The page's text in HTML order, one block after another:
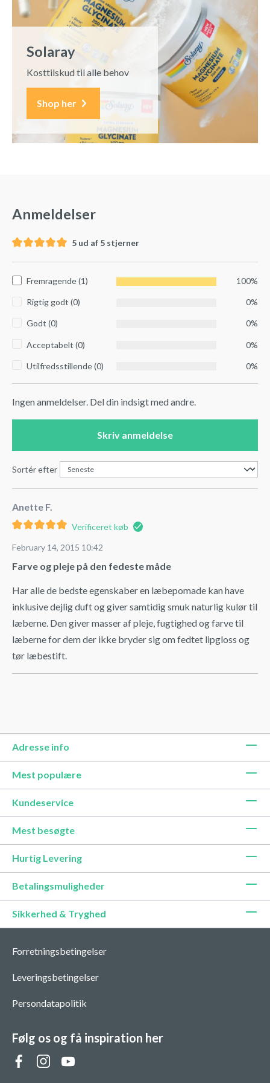
Solaray
Kosttilskud til alle behov
Shop her
Anmeldelser
5 ud af 5 stjerner
Fremragende (1) 100%
Rigtig godt (0) 0%
Godt (0) 0%
Acceptabelt (0) 0%
Utilfredsstillende (0) 0%
Ingen anmeldelser. Del din indsigt med andre.
Skriv anmeldelse
Sortér efter
Anette F.
Verificeret køb
February 14, 2015 10:42
Farve og pleje på den fedeste måde
Har alle de bedste egenskaber en læbepomade kan have
inklusive dejlig duft og giver samtidig smuk naturlig kulør til
læberne. Den giver masser af pleje, fugtighed og farve til
læberne for dem der ikke bryder sig om fedtet lipgloss og
tør læbestift.
Adresse info
Mest populære
Kundeservice
Mest besøgte
Hurtig Levering
Betalingsmuligheder
Sikkerhed & Tryghed
Forretningsbetingelser
Leveringsbetingelser
Persondatapolitik
Følg os og få inspiration her